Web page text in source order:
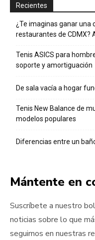
Recientes
¿Te imaginas ganar una
restaurantes de CDMX?
Tenis ASICS para
soporte y amortiguación
De sala vacía a hogar
Tenis New Balance de
modelos populares
Diferencias entre un
Mántente en
Suscríbete a nuestro
noticias sobre lo que
seguirnos en nuestras